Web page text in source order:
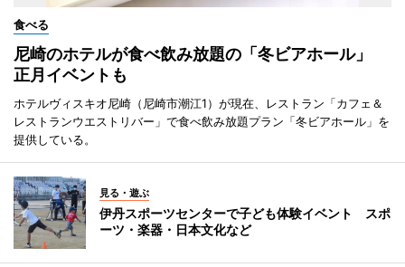
食べる
尼崎のホテルが食べ飲み放題の「冬ビアホール」
正月イベントも
ホテルヴィスキオ尼崎（尼崎市潮江1）が現在、レストラン「カフェ＆
レストランウエストリバー」で食べ飲み放題プラン「冬ビアホール」を
提供している。
見る・遊ぶ
伊丹スポーツセンターで子ども体験イベント スポ
ーツ・楽器・日本文化など